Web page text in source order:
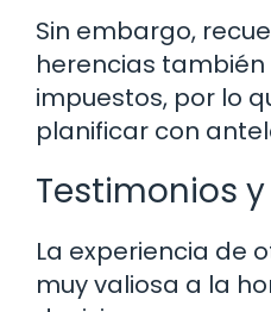
Sin embargo,
herencias
impuestos, por lo
planificar con
Testimonios
La experiencia de
muy valiosa a la